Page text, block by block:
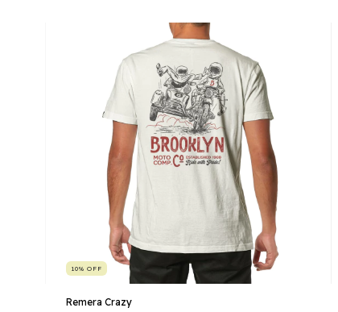
10% OFF
Remera Crazy